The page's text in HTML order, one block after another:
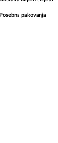
Posebna pakovanja